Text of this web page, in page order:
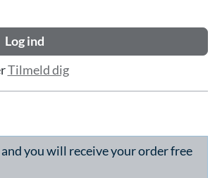
Log ind
Tilmeld dig
you will receive your order free